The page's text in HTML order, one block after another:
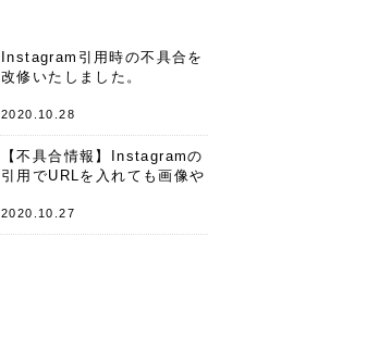
Instagram引用時の不具合を
改修いたしました。
2020.10.28
【不具合情報】Instagramの
引用でURLを入れても画像や
件
2020.10.27